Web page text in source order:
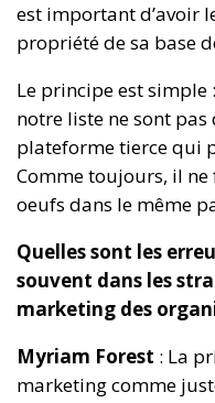
est important d’avoir
propriété de sa base
Le principe est simple
notre liste ne sont pas
plateforme tierce qui
Comme toujours, il
oeufs dans le même
Quelles sont les
souvent dans les
marketing des
Myriam Forest : La
marketing comme